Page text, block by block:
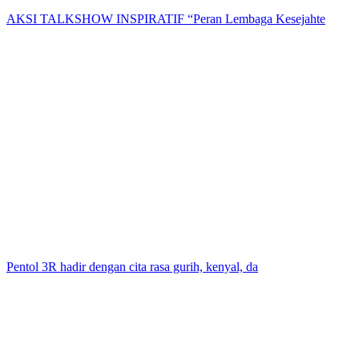
AKSI TALKSHOW INSPIRATIF “Peran Lembaga Kesejahte
Pentol 3R hadir dengan cita rasa gurih, kenyal, da